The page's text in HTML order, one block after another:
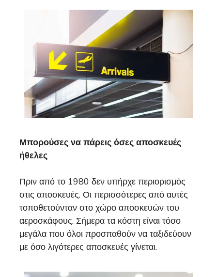
Μπορούσες να πάρεις όσες αποσκευές
ήθελες
Πριν από το 1980 δεν υπήρχε περιορισμός
στις αποσκευές. Οι περισσότερες από αυτές
τοποθετούνταν στο χώρο αποσκευών του
αεροσκάφους. Σήμερα τα κόστη είναι τόσο
μεγάλα που όλοι προσπαθούν να ταξιδεύουν
με όσο λιγότερες αποσκευές γίνεται.